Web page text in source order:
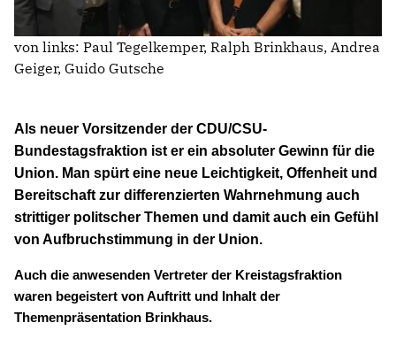
AUSSCHUSS FÜR UMWELT, KLIMASCHUTZ, MOBILITÄT
UND PLANUNG
AUSSCHUSS FÜR DIGITALISIERUNG
AUSSCHUSS FÜR ÖFFENTLICHE ORDNUNG UND
GLEICHSTELLUNG
KREISAUSSCHUSS
AUSSCHUSS FÜR KINDER, JUGENDLICHE UND FAMILIEN
AUSSCHUSS FÜR SCHULE, KULTUR UND SPORT
FINANZAUSSCHUSS
AUSSCHUSS FÜR ARBEIT, SOZIALES UND GESUNDHEIT
AUSSCHUSS FÜR WIRTSCHAFT, UMWELT UND PLANUNG
Als neuer Vorsitzender der CDU/CSU-
Bundestagsfraktion ist er ein absoluter Gewinn für die
Union. Man spürt eine neue Leichtigkeit, Offenheit und
Bereitschaft zur differenzierten Wahrnehmung auch
strittiger politscher Themen und damit auch ein Gefühl
von Aufbruchstimmung in der Union.
Auch die anwesenden Vertreter der Kreistagsfraktion
waren begeistert von Auftritt und Inhalt der
Themenpräsentation Brinkhaus.
von links: Paul Tegelkemper, Ralph Brinkhaus, Andrea
Geiger, Guido Gutsche